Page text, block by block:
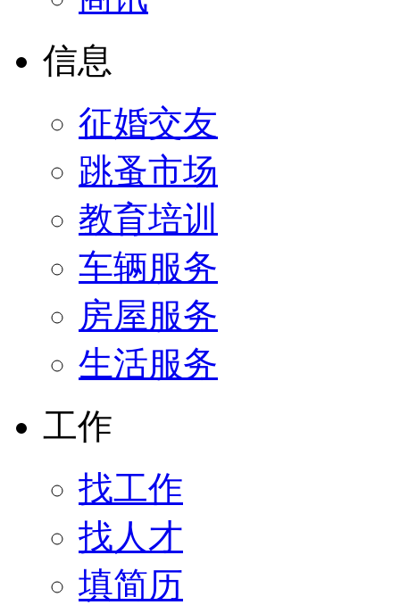
信息
征婚交友
跳蚤市场
教育培训
车辆服务
房屋服务
生活服务
工作
找工作
找人才
填简历